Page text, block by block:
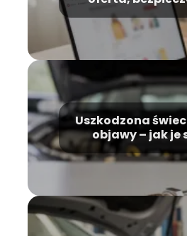
zakupów
Uszkodzona
objawy – jak je
rozpoznać?